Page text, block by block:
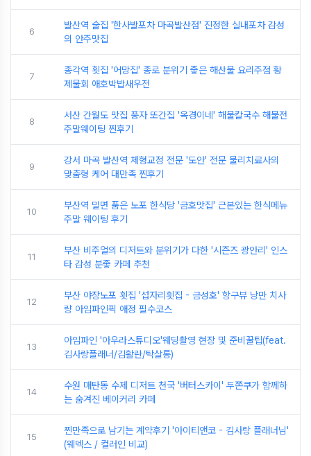
6
발산역 술집 '한사발포차 마곡발산점' 진정한 실내포차 감성
의 안주맛집
7
종각역 횟집 '어망집' 종로 분위기 좋은 해산물 요리주점 황
제물회 애호박밥새우전
8
서산 간월도 맛집 풍자 또간집 '옥경이네' 해물칼국수 해물전
주말웨이팅 찐후기
9
강서 마곡 발산역 체형교정 전문 '도안' 전문 물리치료사의
맞춤형 케어 대만족 찐후기
10
부산역 밀면 품은 노포 한식당 '금호맛집' 근본있는 한식메뉴
주말 웨이팅 후기
11
부산 비주얼의 디저트와 분위기가 다한 '시즌즈 광안리' 인스
타 감성 분좋 카페 추천
12
부산 야장노포 횟집 '섭자리횟집 - 금성호' 항구뷰 낭만 치사
량 아임파인픽 애정 필수코스
13
아임파인 '아우라스튜디오'웨딩촬영 현장 및 준비꿀팁(feat.
김사랑플래너/김활란/탁살롱)
14
수원 매탄동 수제 디저트 천국 '버터스카이' 두쫀쿠가 함께하
는 숨겨진 베이커리 카페
15
찐만족으로 남기는 계약후기 '아이티앤코 - 김사랑 플래너님'
(웨덱스 / 컬러인 비교)